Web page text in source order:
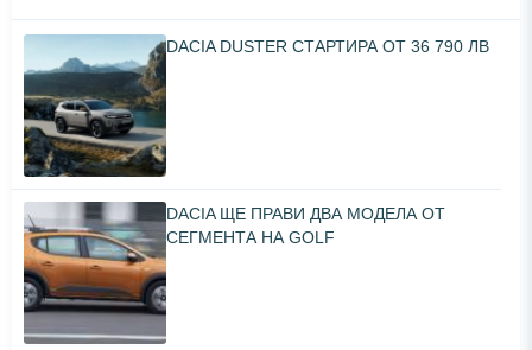
DACIA DUSTER СТАРТИРА ОТ 36 790 ЛВ
DACIA ЩЕ ПРАВИ ДВА МОДЕЛА ОТ
СЕГМЕНТА НА GOLF